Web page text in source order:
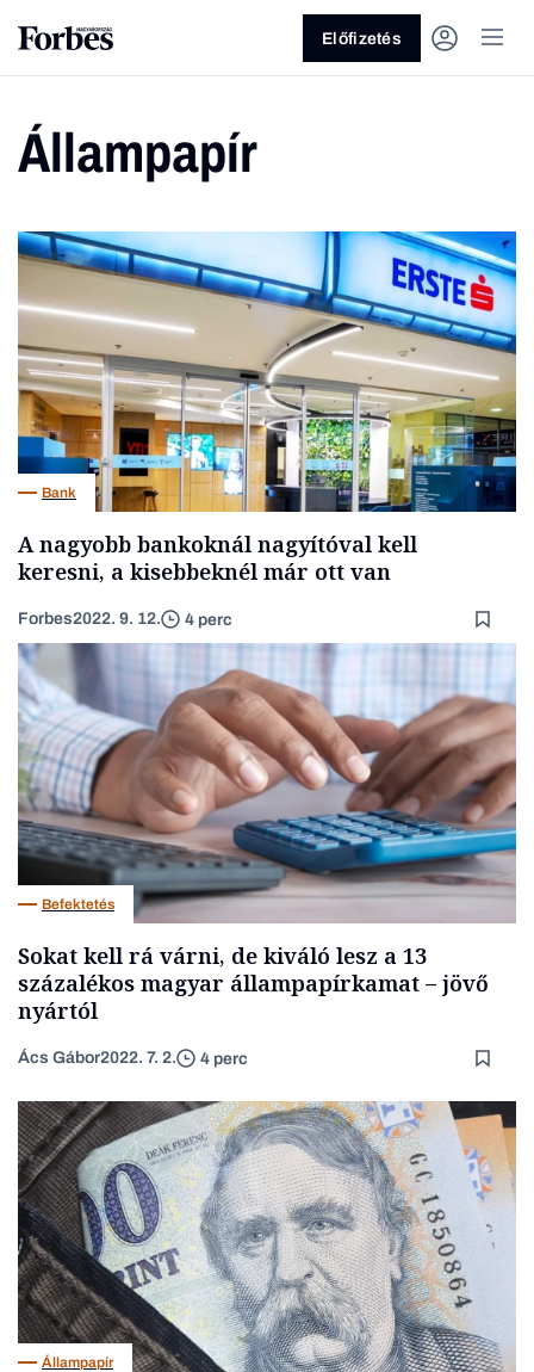
Vagy fedezze fel a következő
témákat
Üzlet Pénz Zöld Legyél jobb!
Előfizetés
Állampapír
Bank
A nagyobb bankoknál nagyítóval kell
keresni, a kisebbeknél már ott van
Forbes2022. 9. 12. 4 perc
Befektetés
Sokat kell rá várni, de kiváló lesz a 13
százalékos magyar állampapírkamat – jövő
nyártól
Ács Gábor2022. 7. 2. 4 perc
Állampapír